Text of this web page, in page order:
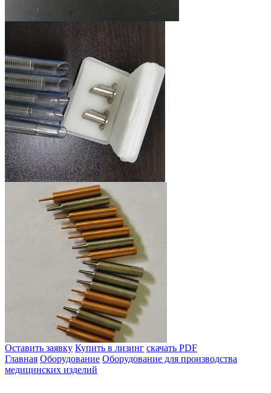
Оставить заявку Купить в лизинг скачать PDF
Главная Оборудование Оборудование для производства
медицинских изделий